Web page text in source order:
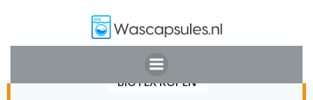
naar
de
inhoud
BIOTEX KOPEN